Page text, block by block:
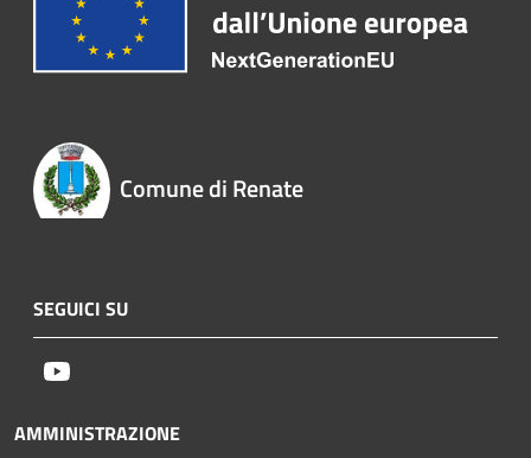
Comune di Renate
SEGUICI SU
AMMINISTRAZIONE